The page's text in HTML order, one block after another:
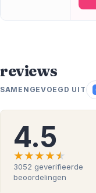
reviews
SAMENGEVOEGD UIT
4.5
★★★★★
★★★★★
3052 geverifieerde
beoordelingen